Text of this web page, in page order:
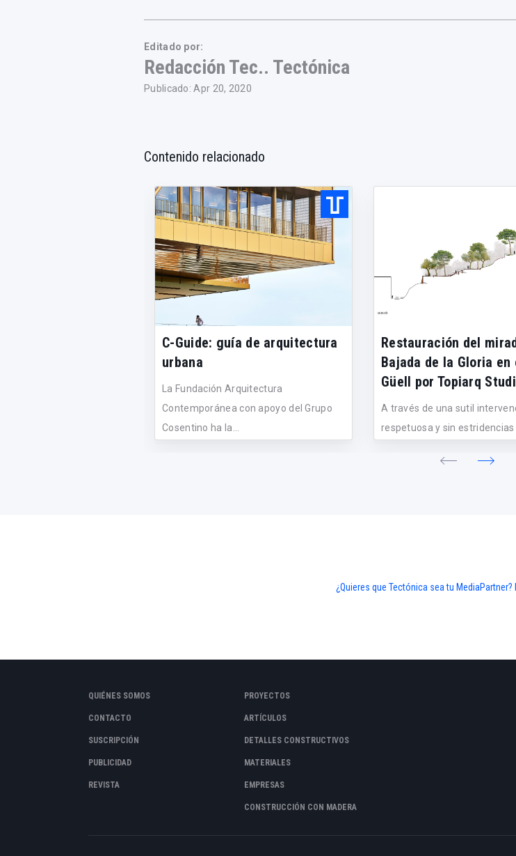
Editado por:
Redacción Tec.. Tectónica
Publicado: Apr 20, 2020
Contenido relacionado
C-Guide: guía de arquitectura
urbana
La Fundación Arquitectura
Contemporánea con apoyo del Grupo
Cosentino ha la...
Restauración del
Bajada de la Gloria
Güell por Topiarq
A través de una sutil
respetuosa y sin estridencias
¿Quieres que Tectónica sea tu
QUIÉNES SOMOS
CONTACTO
SUSCRIPCIÓN
PUBLICIDAD
REVISTA
PROYECTOS
ARTÍCULOS
DETALLES CONSTRUCTIVOS
MATERIALES
EMPRESAS
CONSTRUCCIÓN CON MADERA